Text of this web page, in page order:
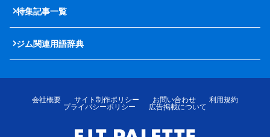
特集記事一覧
ジム関連用語辞典
会社概要 サイト制作ポリシー お問い合わせ
利用規約
プライバシーポリシー
広告掲載について